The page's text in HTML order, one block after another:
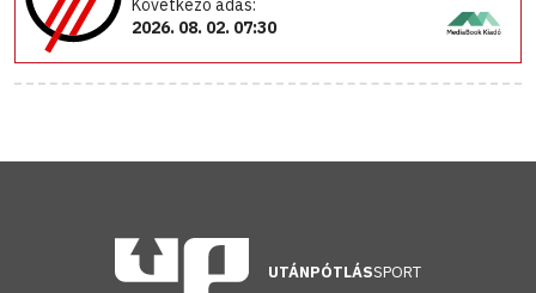
Következő adás:
2026. 08. 02. 07:30
UTÁNPÓTLÁSSPORT